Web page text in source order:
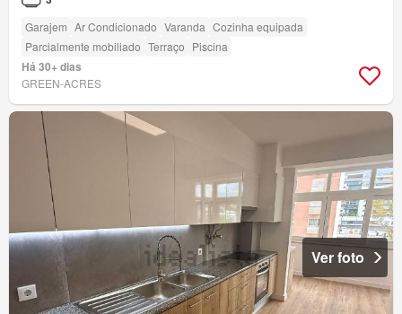
Garajem Ar Condicionado Varanda Cozinha equipada
Parcialmente mobiliado Terraço Piscina
Há 30+ dias
GREEN-ACRES
Ver foto